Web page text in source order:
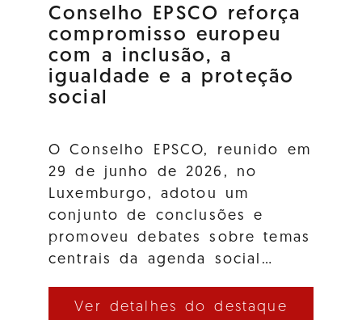
Conselho EPSCO reforça
compromisso europeu
com a inclusão, a
igualdade e a proteção
social
O Conselho EPSCO, reunido em
29 de junho de 2026, no
Luxemburgo, adotou um
conjunto de conclusões e
promoveu debates sobre temas
centrais da agenda social…
Ver detalhes do destaque